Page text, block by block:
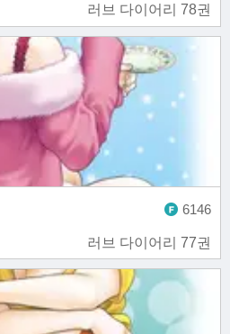
러브 다이어리 78권
러브 다이어리 77권
6146